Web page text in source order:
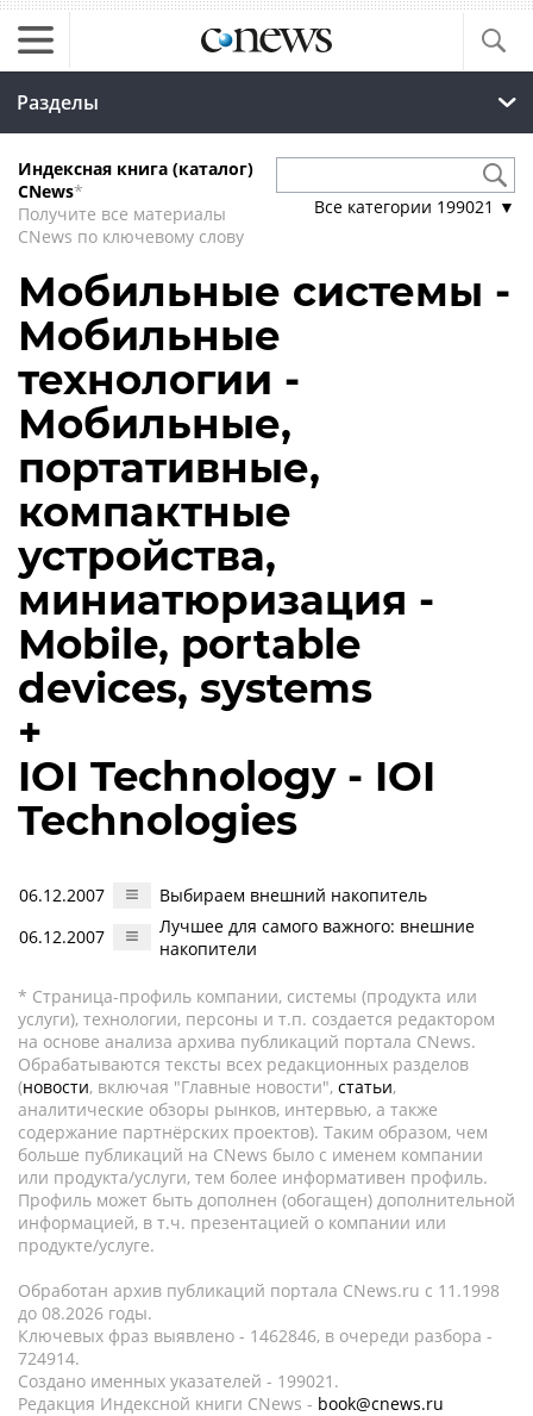
Разделы
Индексная книга (каталог)
CNews*
Получите все материалы
CNews по ключевому слову
Все категории 199021 ▼
Мобильные системы -
Мобильные
технологии -
Мобильные,
портативные,
компактные
устройства,
миниатюризация -
Mobile, portable
devices, systems
+
IOI Technology - IOI
Technologies
06.12.2007
Выбираем внешний накопитель
06.12.2007
Лучшее для самого важного: внешние
накопители
* Страница-профиль компании, системы (продукта или
услуги), технологии, персоны и т.п. создается редактором
на основе анализа архива публикаций портала CNews.
Обрабатываются тексты всех редакционных разделов
(новости, включая "Главные новости", статьи,
аналитические обзоры рынков, интервью, а также
содержание партнёрских проектов). Таким образом, чем
больше публикаций на CNews было с именем компании
или продукта/услуги, тем более информативен профиль.
Профиль может быть дополнен (обогащен) дополнительной
информацией, в т.ч. презентацией о компании или
продукте/услуге.
Обработан архив публикаций портала CNews.ru c 11.1998
до 08.2026 годы.
Ключевых фраз выявлено - 1462846, в очереди разбора -
724914.
Создано именных указателей - 199021.
Редакция Индексной книги CNews - book@cnews.ru